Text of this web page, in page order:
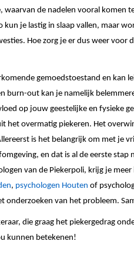
waarvan de nadelen vooral komen
kun je lastig in slaap vallen, maar
Hoe zorg je er dus weer
gemoedstoestand en kan
burn-out kan je namelijk
op jouw geestelijke en fysieke
het overmatig piekeren. Het
is het belangrijk om met je
en dat is al de eerste
van de Piekerpoli, krijg je
, psychologen Houten of
onderzoeken van het probleem.
die graag het piekergedrag
kunnen betekenen!